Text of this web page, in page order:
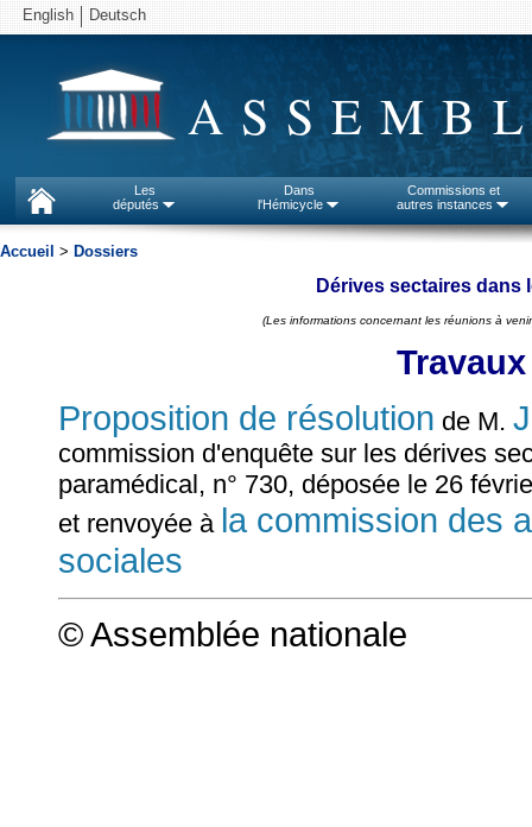
English Deutsch
Les
députés
Dans
l'Hémicycle
Commissions et
autres instances
Accueil > Dossiers
Dérives sectaires dans
(Les informations concernant les réunions à
Proposition de résolution de M.
commission d'enquête sur les dérives
paramédical, n° 730, déposée le 26
et renvoyée à la commission des
sociales
© Assemblée nationale